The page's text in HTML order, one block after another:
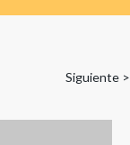
Siguiente >